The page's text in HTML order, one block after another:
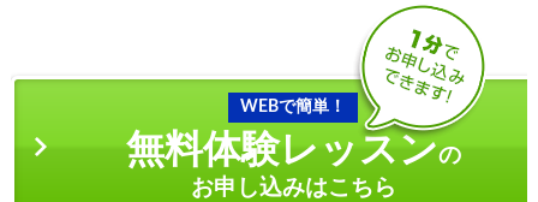
WEBで簡単！
無料体験レッスンの
お申し込みはこちら